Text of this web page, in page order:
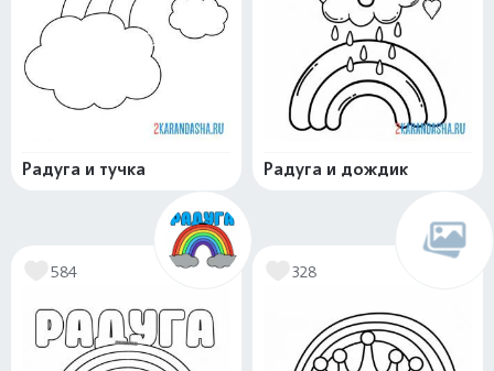
Радуга и тучка Радуга и дождик
584 328